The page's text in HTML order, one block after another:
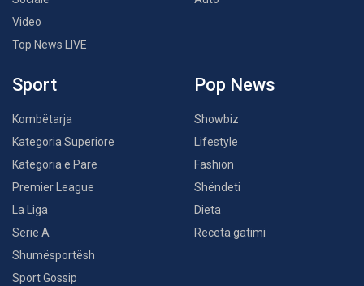
Video
Top News LIVE
Sport
Kombëtarja
Kategoria Superiore
Kategoria e Parë
Premier League
La Liga
Serie A
Shumësportësh
Sport Gossip
Pop News
Showbiz
Lifestyle
Fashion
Shëndeti
Dieta
Receta gatimi